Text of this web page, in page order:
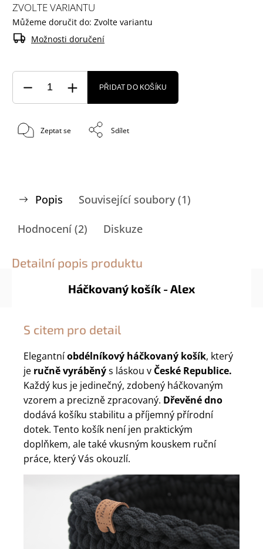
ZVOLTE VARIANTU
Můžeme doručit do: Zvolte variantu
Možnosti doručení
PŘIDAT DO KOŠÍKU
Zeptat se Sdílet
Popis Související soubory (1)
Hodnocení (2) Diskuze
Detailní popis produktu
Háčkovaný košík - Alex
S citem pro detail
Elegantníobdélníkový háčkovaný košík, který
je ručně vyráběnýs láskou v České Republice.
Každý kus je jedinečný, zdobený háčkovaným
vzorem a precizně zpracovaný. Dřevěné dno
dodává košíku stabilitu a příjemný přírodní
dotek. Tento košík není jen praktickým
doplňkem, ale také vkusným kouskem ruční
práce, který Vás okouzlí.